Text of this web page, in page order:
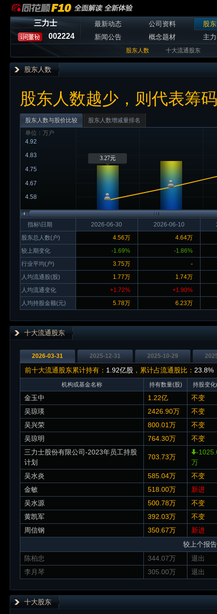
三力士
002224
最新动态 公司资料
股
新闻公告
概念题材 主
股东人数 十大流通股东
股东人数
股东人数越少，则代表筹
股东人数与股价比较
股东人数增减量排名
单位：万户
4.58
4.67
4.75
4.83
4.92
3.27元
指标\日期
股东总人数(户)
较上期变化
行业平均(户)
人均流通股(股)
人均流通变化
人均持股金额(元)
2026-06-30 2026-06-10
4.56万
4.64万
-1.69%
-1.86%
3.75万
-
1.77万
1.74万
+1.72%
+1.90%
5.78万
6.23万
十大流通股东
2026-03-31 2025-12-31 2025-10-29
前十大流通股东累计持有： 1.92亿股 ，累计占流通股比： 23.8%
机构或基金名称 持有数量(股) 持股变化
金玉中 1.22亿
不变
吴琼瑛
2426.90万
不变
吴兴荣
800.01万
不变
吴琼明
764.30万
不变
三力士股份有限公司-2023年员工持股
计划
703.73万
-
万
吴水炎
585.04万
不变
金敏
518.00万
新进
吴水源
500.78万
不变
黄凯军
392.03万
不变
周信钢
350.67万
新进
较上个报
陈柏忠
344.07万
退出
李月琴
305.00万 退出
十大股东